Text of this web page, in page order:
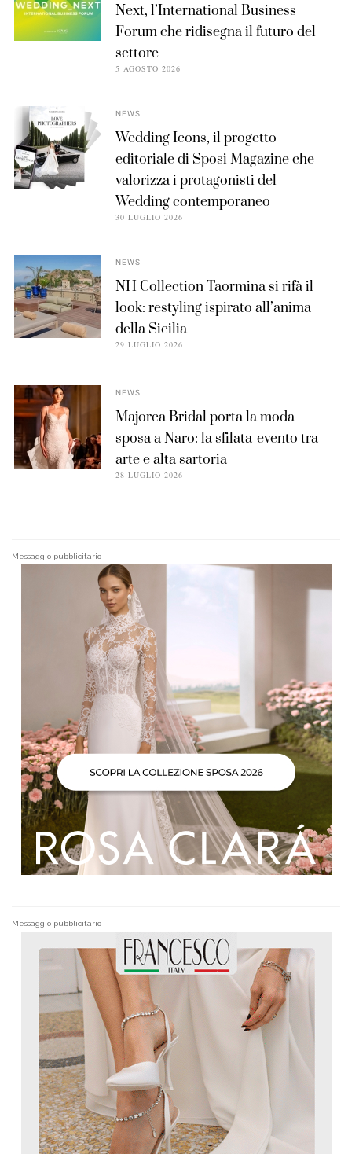
Next, l’International Business
Forum che ridisegna il futuro del
settore
5 AGOSTO 2026
NEWS
Wedding Icons, il progetto
editoriale di Sposi Magazine che
valorizza i protagonisti del
Wedding contemporaneo
30 LUGLIO 2026
NEWS
NH Collection Taormina si rifà il
look: restyling ispirato all’anima
della Sicilia
29 LUGLIO 2026
NEWS
Majorca Bridal porta la moda
sposa a Naro: la sfilata-evento tra
arte e alta sartoria
28 LUGLIO 2026
Messaggio pubblicitario
Messaggio pubblicitario